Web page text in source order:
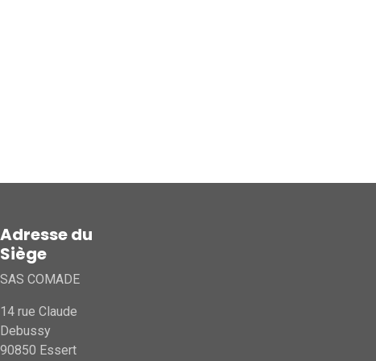
Adresse du
Siège
SAS COMADE
14 rue Claude
Debussy
90850 Essert